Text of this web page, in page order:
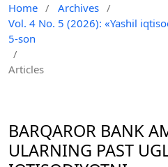
Home / Archives /
Vol. 4 No. 5 (2026): «Yashil
5-son
/
Articles
BARQAROR BANK
ULARNING PAST